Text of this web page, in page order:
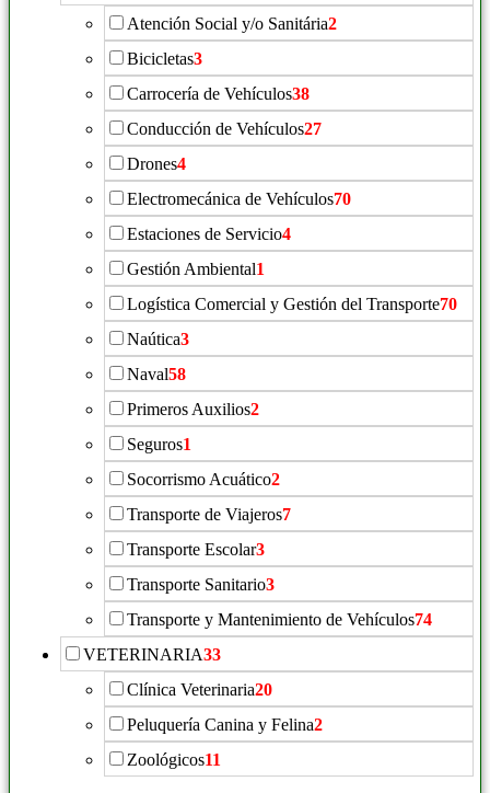
Atención Social y/o Sanitária2
Bicicletas3
Carrocería de Vehículos38
Conducción de Vehículos27
Drones4
Electromecánica de Vehículos70
Estaciones de Servicio4
Gestión Ambiental1
Logística Comercial y Gestión del Transporte70
Naútica3
Naval58
Primeros Auxilios2
Seguros1
Socorrismo Acuático2
Transporte de Viajeros7
Transporte Escolar3
Transporte Sanitario3
Transporte y Mantenimiento de Vehículos74
VETERINARIA33
Clínica Veterinaria20
Peluquería Canina y Felina2
Zoológicos11